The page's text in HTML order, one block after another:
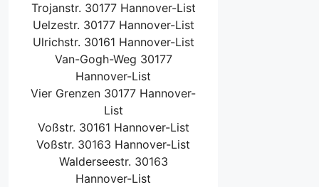
Trojanstr. 30177 Hannover-List
Uelzestr. 30177 Hannover-List
Ulrichstr. 30161 Hannover-List
Van-Gogh-Weg 30177
Hannover-List
Vier Grenzen 30177 Hannover-
List
Voßstr. 30161 Hannover-List
Voßstr. 30163 Hannover-List
Walderseestr. 30163
Hannover-List